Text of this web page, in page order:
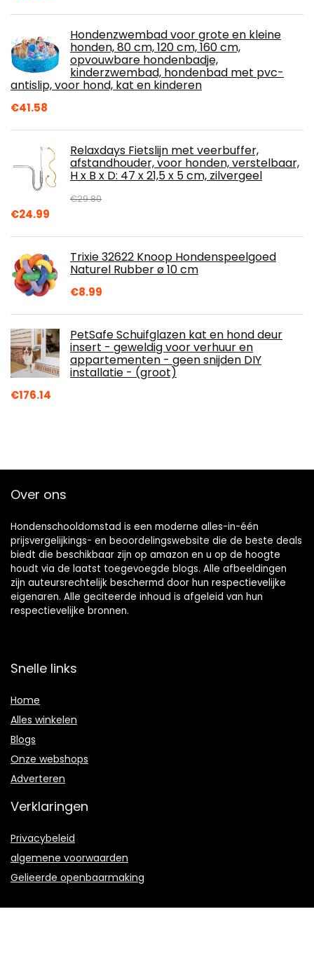
Hondenzwembad voor grote en kleine
honden, 80 cm, 120 cm, 160 cm,
opvouwbare hondenbadje,
kinderzwembad, hondenbad met pvc-
antislip, voor hond, kat en kinderen
€41.58
Relaxdays Fietslijn met veerbuffer,
afstandhouder, voor honden, verstelbaar,
H x B x D: 47 x 21,5 x 5 cm, zilvergeel
€29.80
Original
€29.80.
€24.99
€24.99.Trixie 32622 Knoop Hondenspeelgoed
Naturel Rubber ø 10 cm
€8.99
PetSafe Schuifglazen kat en hond deur
insert - geweldig voor verhuur en
appartementen - geen snijden DIY
installatie - (groot)
€176.14
Over ons
Hondenschooldomstad is een moderne alles-in-één
prijsvergelijkings- en beoordelingswebsite die de beste deals
biedt die beschikbaar zijn op amazon en u op de hoogte
houdt via de laatst toegevoegde blogs. Alle afbeeldingen
zijn auteursrechtelijk beschermd door hun respectievelijke
eigenaren. Alle geciteerde inhoud is afgeleid van hun
respectievelijke bronnen.
Snelle links
Home
Alles winkelen
Blogs
Onze webshops
Adverteren
Verklaringen
Privacybeleid
algemene voorwaarden
Gelieerde openbaarmaking